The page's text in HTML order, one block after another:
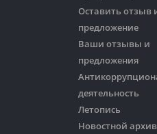
Оставить отзыв
предложение
Ваши отзывы и
предложения
деятельность
Летопись
Новостной архив